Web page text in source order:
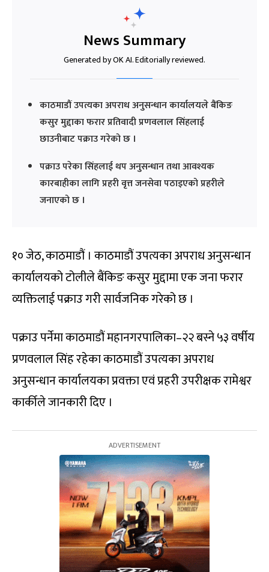
News Summary
Generated by OK AI. Editorially reviewed.
काठमाडौं उपत्यका अपराध अनुसन्धान कार्यालयले बैंकिङ
कसुर मुद्दाका फरार प्रतिवादी प्रणवलाल सिंहलाई
छाउनीबाट पक्राउ गरेको छ ।
पक्राउ परेका सिंहलाई थप अनुसन्धान तथा आवश्यक
कारबाहीका लागि प्रहरी वृत्त जनसेवा पठाइएको प्रहरीले
जनाएको छ ।
१० जेठ, काठमाडौं । काठमाडौं उपत्यका अपराध अनुसन्धान
कार्यालयको टोलीले बैंकिङ कसुर मुद्दामा एक जना फरार
व्यक्तिलाई पक्राउ गरी सार्वजनिक गरेको छ ।
पक्राउ पर्नेमा काठमाडौं महानगरपालिका–२२ बस्ने ५३ वर्षीय
प्रणवलाल सिंह रहेका काठमाडौं उपत्यका अपराध
अनुसन्धान कार्यालयका प्रवक्ता एवं प्रहरी उपरीक्षक रामेश्वर
कार्कीले जानकारी दिए ।